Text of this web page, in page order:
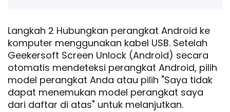
Langkah 2 Hubungkan perangkat Android ke
komputer menggunakan kabel USB. Setelah
Geekersoft Screen Unlock (Android) secara
otomatis mendeteksi perangkat Android, pilih
model perangkat Anda atau pilih "Saya tidak
dapat menemukan model perangkat saya
dari daftar di atas" untuk melanjutkan.